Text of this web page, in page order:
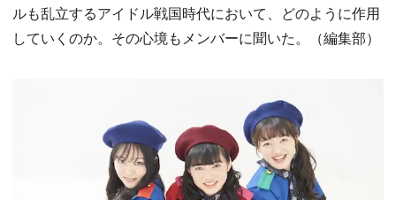
ルも乱立するアイドル戦国時代において、どのように作用
していくのか。その心境もメンバーに聞いた。（編集部）